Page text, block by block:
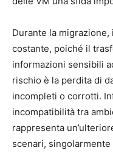
Durante la
costante, poiché il
informazioni sensibili
rischio è la perdita di
incompleti o corrotti.
incompatibilità tra
rappresenta
scenari,